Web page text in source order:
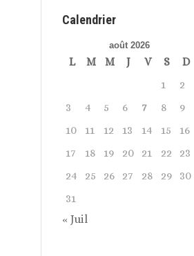
Calendrier
août 2026
L M M J V S
D
1
2
3
4 5 6 7 8
9
10
11 12 13 14 15
16
17
18 19 20 21 22
23
24
25 26 27 28 29
30
31
« Juil